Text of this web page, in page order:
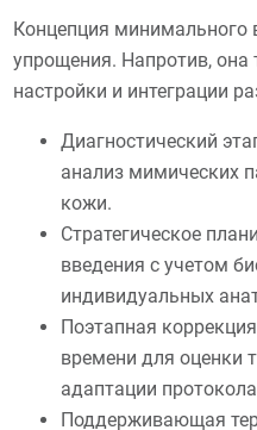
Концепция минимального
упрощения. Напротив, она
настройки и интеграции
Диагностический
анализ мимических
кожи.
Стратегическое
введения с учетом
индивидуальных
Поэтапная
времени для оценки
адаптации
Поддерживающая